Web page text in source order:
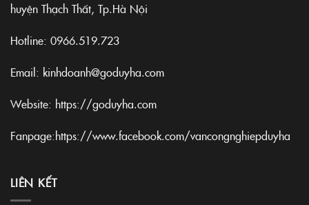
huyện Thạch Thất, Tp.Hà Nội
Hotline: 0966.519.723
Email: kinhdoanh@goduyha.com
Website: https://goduyha.com
Fanpage:https://www.facebook.com/vancongnghiepduyha
LIÊN KẾT